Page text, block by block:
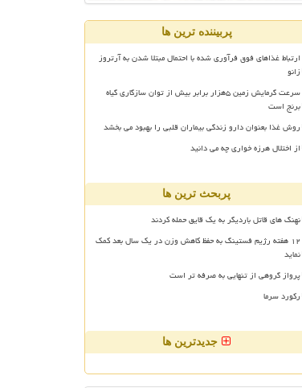
پربیننده ترین ها
ارتباط غذاهای فوق فرآوری شده با احتمال مبتلا شدن به آرتروز
زانو
سرعت گرمایش زمین ۵هزار برابر بیش از توان سازگاری گیاه
برنج است
روش غذا بعنوان دارو زندگی بیماران قلبی را بهبود می بخشد
از اختلال هرزه خواری چه می دانید
پربحث ترین ها
نهنگ های قاتل باردیگر به یک قایق حمله کردند
۱۲ هفته رژیم فستینگ به حفظ کاهش وزن در یک سال بعد کمک
نماید
پرواز گروهی از تنهایی به صرفه تر است
رکورد سرما
جدیدترین ها